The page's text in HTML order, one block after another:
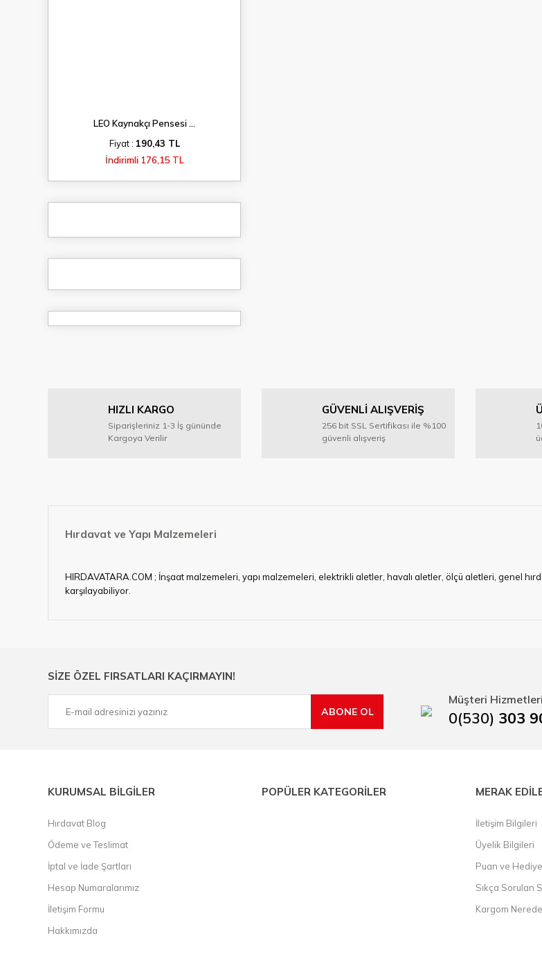
LEO Kaynakçı Pensesi ...
Fiyat : 190,43 TL
İndirimli 176,15 TL
HIZLI KARGO
Siparişleriniz 1-3 İş gününde
Kargoya Verilir
GÜVENLİ ALIŞVERİŞ
256 bit SSL Sertifikası ile %100
güvenli alışveriş
Hırdavat ve Yapı Malzemeleri
HIRDAVATARA.COM ; İnşaat malzemeleri, yapı malzemeleri, elektrikli aletler, havalı aletler, ölçü aletleri, genel
karşılayabiliyor.
çelik cetvel, tel fırça, kalem havya, karot uç, pafta takımları, boru kesiciler, çektirme, kablo makası, pürmüz, lazerli
SİZE ÖZEL FIRSATLARI KAÇIRMAYIN!
ABONE OL
Müşteri Hizmetleri
0(530) 303
KURUMSAL BİLGİLER
Hırdavat Blog
Ödeme ve Teslimat
İptal ve İade Şartları
Hesap Numaralarımız
İletişim Formu
Hakkımızda
POPÜLER KATEGORİLER MERAK
İletişim Bilgileri
Üyelik Bilgileri
Puan ve
Sıkça Sorulan
Kargom Nerede